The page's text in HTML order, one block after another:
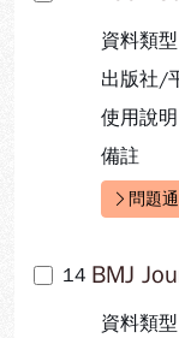
資料類型
出版社/
使用說明
備註
快速連
問題
14 BMJ
資料類型